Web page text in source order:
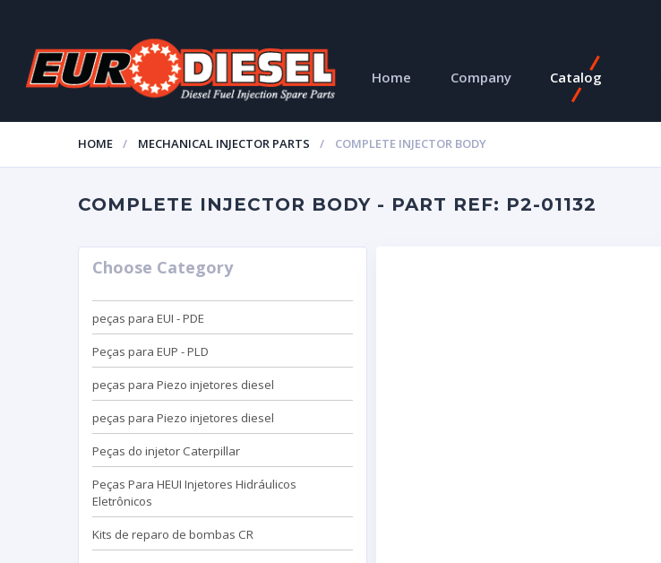
Home Company Catalog
HOME MECHANICAL INJECTOR PARTS COMPLETE INJECTOR BODY
COMPLETE INJECTOR BODY - PART REF: P2-01132
Choose Category
peças para EUI - PDE
Peças para EUP - PLD
peças para Piezo injetores diesel
peças para Piezo injetores diesel
Peças do injetor Caterpillar
Peças Para HEUI Injetores Hidráulicos
Eletrônicos
Kits de reparo de bombas CR